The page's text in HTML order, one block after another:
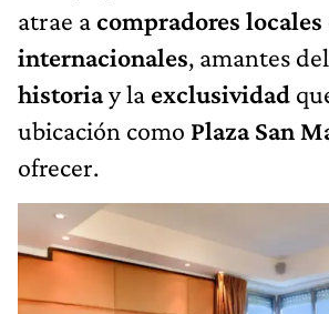
atrae acompradores locales
internacionales, amantes del
historiay la exclusividad
ubicación como Plaza San
ofrecer.